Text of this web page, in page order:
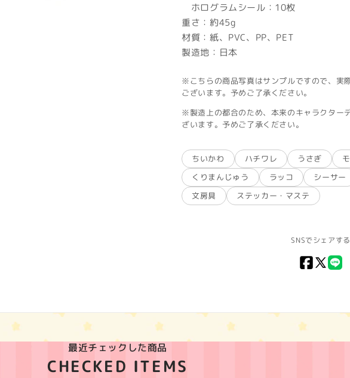
ホログラムシール：10枚
重さ：約45g
材質：紙、PVC、PP、PET
製造地：日本
※こちらの商品写真はサンプルですので、実
ございます。予めご了承ください。
※製造上の都合のため、本来のキャラクター
ざいます。予めご了承ください。
ちいかわ ハチワレ うさぎ
くりまんじゅう
ラッコ シーサー
文房具
ステッカー・マステ
SNSでシェアする
Facebook
X
最近チェックした商品
CHECKED ITEMS